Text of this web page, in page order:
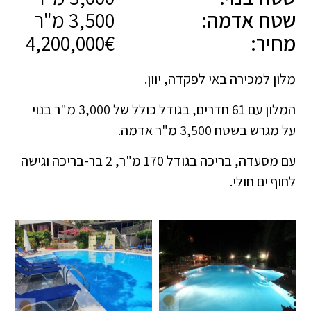
שטח אדמה:
מחיר:
4,200,000€
מלון למכירה באי לפקדה, יוון.
המלון עם 61 חדרים, בגודל כולל של 3,000 מ"ר בנוי
על מגרש בשטח 3,500 מ"ר אדמה.
עם מסעדה, בריכה בגודל 170 מ"ר, 2 בר-בריכה וגישה
לחוף ים חולי.